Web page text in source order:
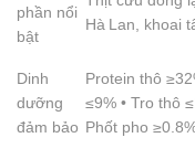
phần nổi
bật
Hà Lan, khoai
Dinh
dưỡng
đảm bảo
Protein thô
≤9% • Tro thô
Phốt pho